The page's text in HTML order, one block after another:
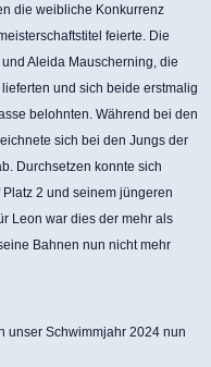
die weibliche Konkurrenz
feierte. Die
Aleida Mauscherning, die
und sich beide erstmalig
belohnten. Während bei den
sich bei den Jungs der
Durchsetzen konnte sich
2 und seinem jüngeren
Leon war dies der mehr als
Bahnen nun nicht mehr
unser Schwimmjahr 2024 nun